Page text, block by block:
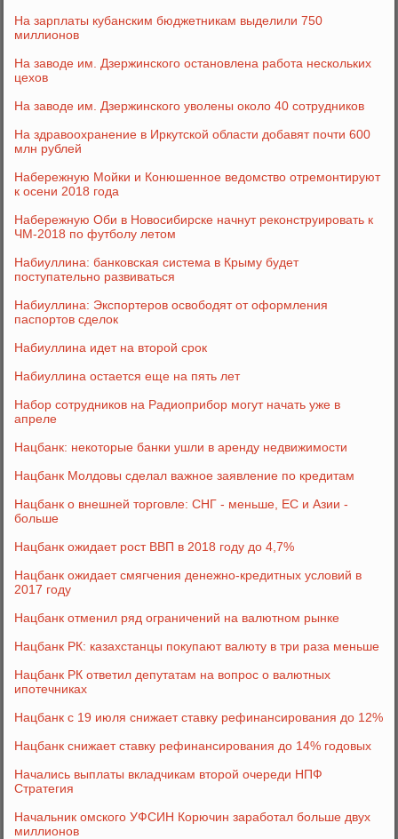
На зарплаты кубанским бюджетникам выделили 750
миллионов
На заводе им. Дзержинского остановлена работа нескольких
цехов
На заводе им. Дзержинского уволены около 40 сотрудников
На здравоохранение в Иркутской области добавят почти 600
млн рублей
Набережную Мойки и Конюшенное ведомство отремонтируют
к осени 2018 года
Набережную Оби в Новосибирске начнут реконструировать к
ЧМ-2018 по футболу летом
Набиуллина: банковская система в Крыму будет
поступательно развиваться
Набиуллина: Экспортеров освободят от оформления
паспортов сделок
Набиуллина идет на второй срок
Набиуллина остается еще на пять лет
Набор сотрудников на Радиоприбор могут начать уже в
апреле
Нацбанк: некоторые банки ушли в аренду недвижимости
Нацбанк Молдовы сделал важное заявление по кредитам
Нацбанк о внешней торговле: СНГ - меньше, ЕС и Азии -
больше
Нацбанк ожидает рост ВВП в 2018 году до 4,7%
Нацбанк ожидает смягчения денежно-кредитных условий в
2017 году
Нацбанк отменил ряд ограничений на валютном рынке
Нацбанк РК: казахстанцы покупают валюту в три раза меньше
Нацбанк РК ответил депутатам на вопрос о валютных
ипотечниках
Нацбанк с 19 июля снижает ставку рефинансирования до 12%
Нацбанк снижает ставку рефинансирования до 14% годовых
Начались выплаты вкладчикам второй очереди НПФ
Стратегия
Начальник омского УФСИН Корючин заработал больше двух
миллионов